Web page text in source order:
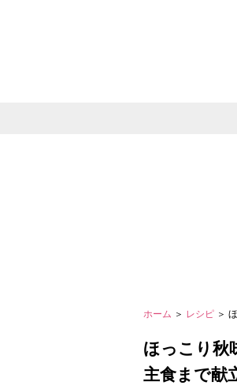
ホーム ＞ レシピ ＞
ほっこり秋
主食まで献